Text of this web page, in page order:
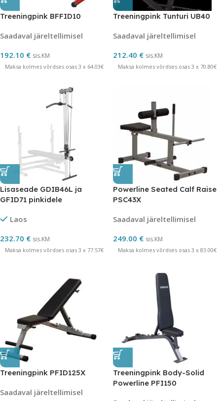
Treeningpink BFFID10
Saadaval järeltellimisel
192.10 € sis.KM
Maksa kolmes võrdses osas 3 x 64.03€
Treeningpink Tunturi UB40
Saadaval järeltellimisel
212.40 € sis.KM
Maksa kolmes võrdses osas 3 x 70.80€
Lisaseade GDIB46L ja
GFID71 pinkidele
Laos
232.70 € sis.KM
Maksa kolmes võrdses osas 3 x 77.57€
Powerline Seated Calf Raise
PSC43X
Saadaval järeltellimisel
249.00 € sis.KM
Maksa kolmes võrdses osas 3 x 83.00€
Treeningpink PFID125X
Saadaval järeltellimisel
Treeningpink Body-Solid
Powerline PFI150